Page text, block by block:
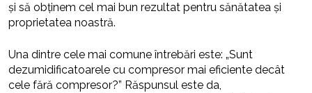
și să obținem cel mai bun rezultat pentru sănătatea și
proprietatea noastră.
Una dintre cele mai comune întrebări este: „Sunt
dezumidificatoarele cu compresor mai eficiente decât
cele fără compresor?” Răspunsul este da,